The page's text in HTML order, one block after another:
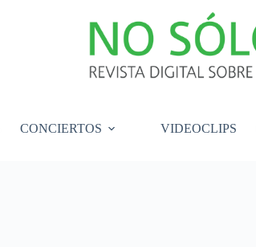
CONCIERTOS VIDEOCLIPS